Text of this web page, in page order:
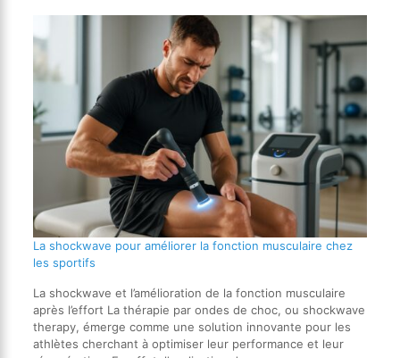
La shockwave pour améliorer la fonction musculaire chez
les sportifs
La shockwave et l’amélioration de la fonction musculaire
après l’effort La thérapie par ondes de choc, ou shockwave
therapy, émerge comme une solution innovante pour les
athlètes cherchant à optimiser leur performance et leur